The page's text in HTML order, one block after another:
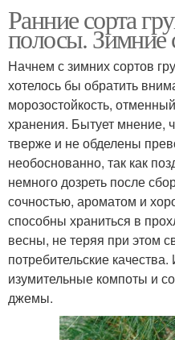
Ранние сорта
полосы. Зимние
Начнем с зимних сортов
хотелось бы обратить
морозостойкость,
хранения. Бытует мнение,
тверже и не обделены
необоснованно, так как
немного дозреть после
сочностью, ароматом и
способны храниться в
весны, не теряя при этом
потребительские
изумительные компоты и
джемы.